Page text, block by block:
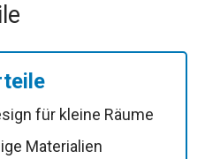
für kleine Räume
Materialien